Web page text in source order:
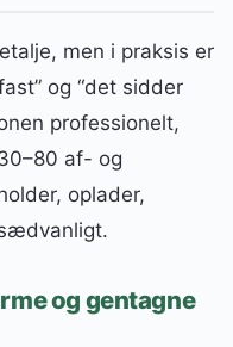
men i praksis er
og “det sidder
professionelt,
af- og
oplader,
og gentagne